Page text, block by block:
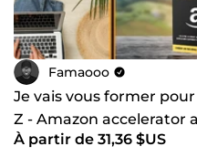
Famaooo
Je vais vous former
Z - Amazon accelerator
À partir de 31,36 $US